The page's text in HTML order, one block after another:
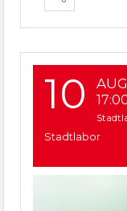
10
Stadtlabor